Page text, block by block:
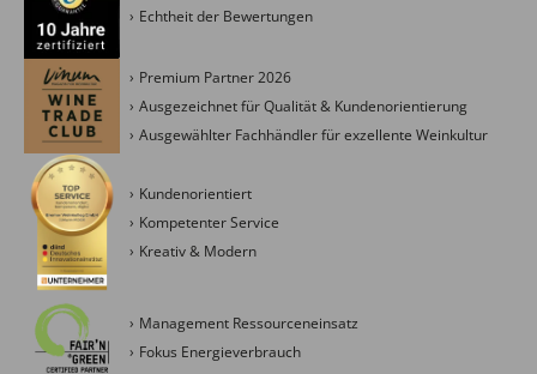
Echtheit der Bewertungen
Premium Partner 2026
Ausgezeichnet für Qualität & Kundenorientierung
Ausgewählter Fachhändler für exzellente Weinkultur
Kundenorientiert
Kompetenter Service
Kreativ & Modern
Management Ressourceneinsatz
Fokus Energieverbrauch